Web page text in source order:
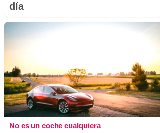
día
No es un coche cualquiera